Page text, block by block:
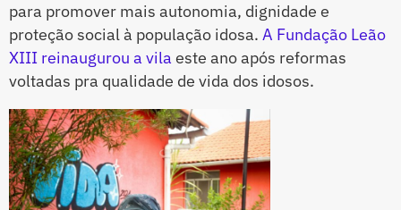
para promover mais autonomia, dignidade e
proteção social à população idosa. A Fundação Leão
XIII reinaugurou a vila este ano após reformas
voltadas pra qualidade de vida dos idosos.